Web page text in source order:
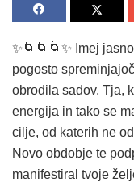
✨️🌀🌀🌀✨️ Imej
pogosto
obrodila sadov. Tja,
energija in tako se
cilje, od katerih ne
Novo obdobje te
manifestiral tvoje